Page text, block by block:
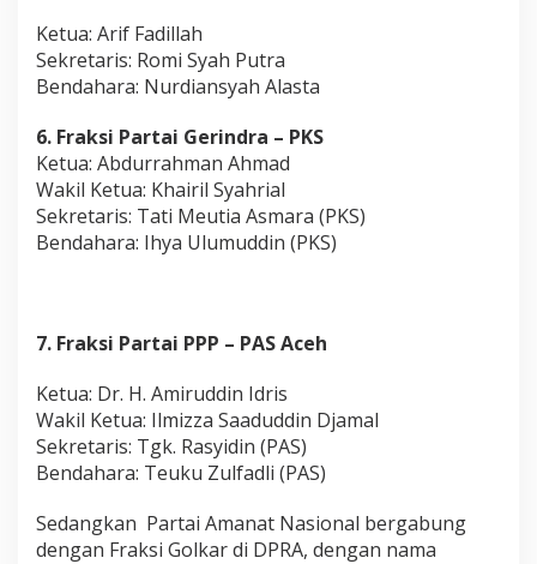
Ketua: Arif Fadillah
Sekretaris: Romi Syah Putra
Bendahara: Nurdiansyah Alasta
6. Fraksi Partai Gerindra – PKS
Ketua: Abdurrahman Ahmad
Wakil Ketua: Khairil Syahrial
Sekretaris: Tati Meutia Asmara (PKS)
Bendahara: Ihya Ulumuddin (PKS)
7. Fraksi Partai PPP – PAS Aceh
Ketua: Dr. H. Amiruddin Idris
Wakil Ketua: Ilmizza Saaduddin Djamal
Sekretaris: Tgk. Rasyidin (PAS)
Bendahara: Teuku Zulfadli (PAS)
Sedangkan Partai Amanat Nasional bergabung
dengan Fraksi Golkar di DPRA, dengan nama